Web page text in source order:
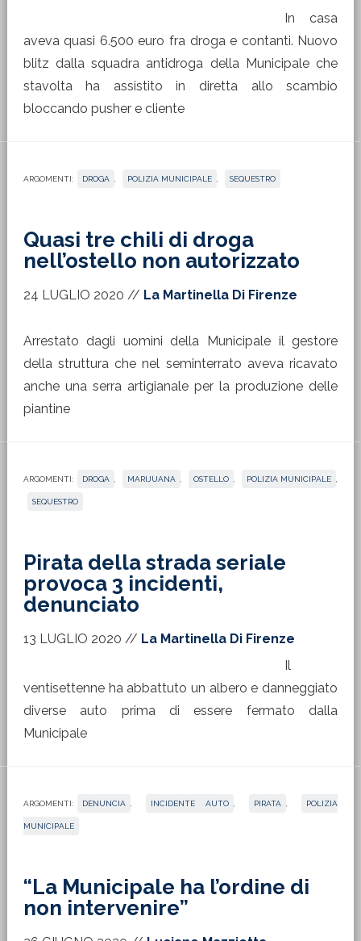
In casa
aveva quasi 6.500 euro fra droga e contanti. Nuovo
blitz dalla squadra antidroga della Municipale che
stavolta ha assistito in diretta allo scambio
bloccando pusher e cliente
ARGOMENTI: DROGA POLIZIA MUNICIPALE SEQUESTRO
Quasi tre chili di droga
nell’ostello non autorizzato
24 LUGLIO 2020 // La Martinella Di Firenze
Arrestato dagli uomini della Municipale il gestore
della struttura che nel seminterrato aveva ricavato
anche una serra artigianale per la produzione delle
piantine
ARGOMENTI: DROGA MARIJUANA OSTELLO POLIZIA MUNICIPALE
SEQUESTRO
Pirata della strada seriale
provoca 3 incidenti,
denunciato
13 LUGLIO 2020 // La Martinella Di Firenze
Il
ventisettenne ha abbattuto un albero e danneggiato
diverse auto prima di essere fermato dalla
Municipale
ARGOMENTI: DENUNCIA INCIDENTE AUTO PIRATA POLIZIA
MUNICIPALE
“La Municipale ha l’ordine di
non intervenire”